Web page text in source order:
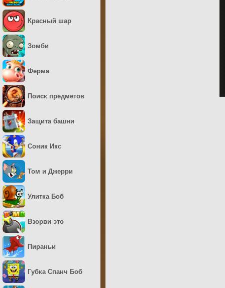
Красный шар
Зомби
Ферма
Поиск предметов
Защита башни
Соник Икс
Том и Джерри
Улитка Боб
Взорви это
Пираньи
Губка Спанч Боб